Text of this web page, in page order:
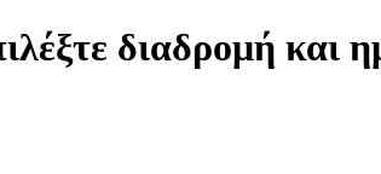
διαδρομή και